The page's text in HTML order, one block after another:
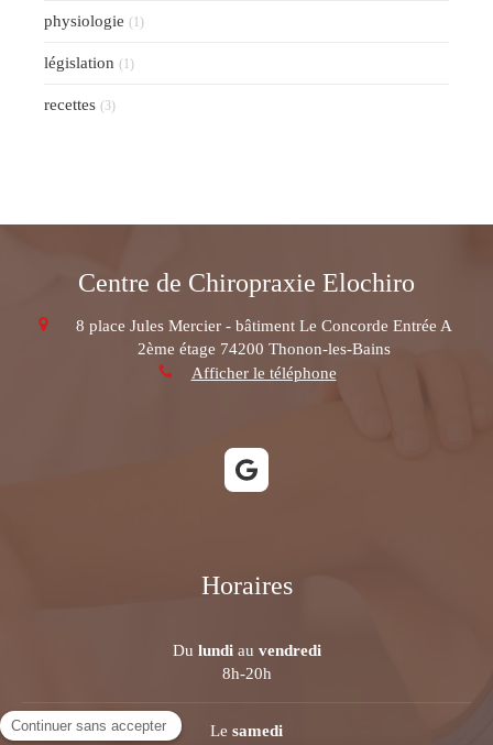
physiologie (1)
législation (1)
recettes (3)
Centre de Chiropraxie Elochiro
8 place Jules Mercier - bâtiment Le Concorde Entrée A
2ème étage 74200 Thonon-les-Bains
Afficher le téléphone
Horaires
Du lundiau vendredi
8h-20h
Le samedi